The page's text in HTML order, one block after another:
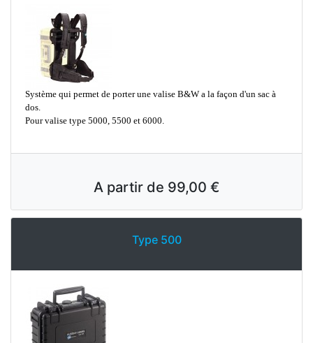
Système qui permet de porter une valise B&W a la façon d'un sac à
dos.
Pour valise type 5000, 5500 et 6000.
A partir de 99,00 €
Type 500